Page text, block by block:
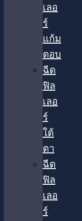
เลอ
ร์
แก้ม
ตอบ
ฉีด
ฟิล
เลอ
ร์
ใต้
ตา​
ฉีด
ฟิล
เลอ
ร์